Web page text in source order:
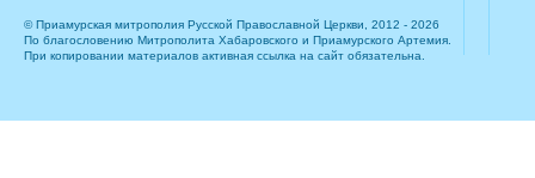
© Приамурская митрополия Русской Православной Церкви, 2012 - 2026
По благословению Митрополита Хабаровского и Приамурского Артемия.
При копировании материалов активная ссылка на сайт обязательна.